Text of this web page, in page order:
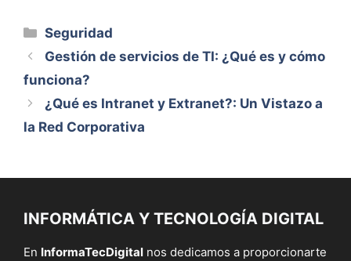
Categorías
Seguridad
Gestión de servicios de TI: ¿Qué es y cómo
funciona?
¿Qué es Intranet y Extranet?: Un Vistazo a
la Red Corporativa
INFORMÁTICA Y TECNOLOGÍA DIGITAL
En InformaTecDigital nos dedicamos a proporcionarte